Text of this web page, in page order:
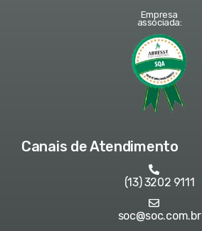
Empresa
associada:
Canais de Atendimento
(13) 3202 9111
soc@soc.com.br